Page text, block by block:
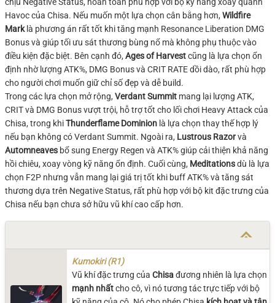
Havoc của Chisa. Nếu muốn một lựa chọn cân bằng hơn, Wildfire
Marklà phương án rất tốt khi tăng mạnh Resonance Liberation DMG
Bonus và giúp tối ưu sát thương bùng nổ mà không phụ thuộc vào
điều kiện đặc biệt. Bên cạnh đó, Ages of Harvestcũng là lựa chọn ổn
định nhờ lượng ATK%, DMG Bonus và CRIT RATE dồi dào, rất phù hợp
cho người chơi muốn giữ chỉ số đẹp và dễ build.
Trong các lựa chọn mở rộng, Verdant Summit mang lại lượng ATK,
CRIT và DMG Bonus vượt trội, hỗ trợ tốt cho lối chơi Heavy Attack của
Chisa, trong khiThunderflame Dominion là lựa chọn thay thế hợp lý
nếu bạn không có Verdant Summit. Ngoài ra, Lustrous Razorvà
Automneaves bổ sung Energy Regen và ATK% giúp cải thiện khả năng
hồi chiêu, xoay vòng kỹ năng ổn định. Cuối cùng, Meditationsdù là lựa
chọn F2P nhưng vẫn mang lại giá trị tốt khi buff ATK% và tăng sát
thương dựa trên Negative Status, rất phù hợp với bộ kit đặc trưng của
Chisa nếu bạn chưa sở hữu vũ khí cao cấp hơn.
Kumokiri (R1)
Vũ khí đặc trưng của Chisađương nhiên là lựa chọn
mạnh nhấtcho cô, vì nó tương tác trực tiếp với bộ